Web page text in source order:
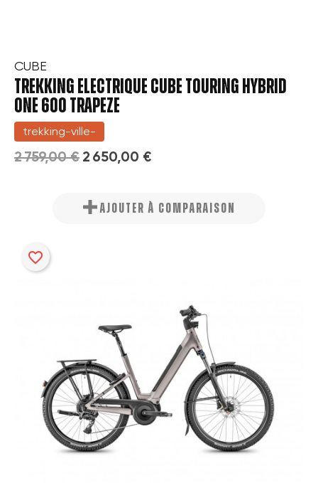
CUBE
TREKKING ELECTRIQUE CUBE TOURING HYBRID
ONE 600 TRAPEZE
trekking-ville-
2 759,00 € 2 650,00 €
AJOUTER À COMPARAISON
favorite_border